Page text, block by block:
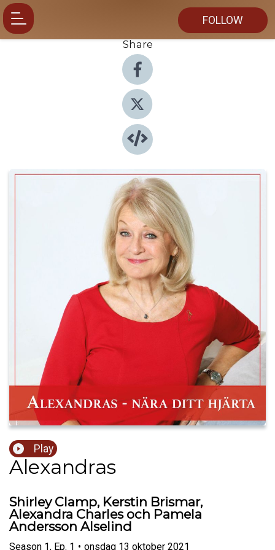
FOLLOW
Share
Play
Alexandras
Shirley Clamp, Kerstin Brismar,
Alexandra Charles och Pamela
Andersson Alselind
Season 1, Ep. 1 • onsdag 13 oktober 2021